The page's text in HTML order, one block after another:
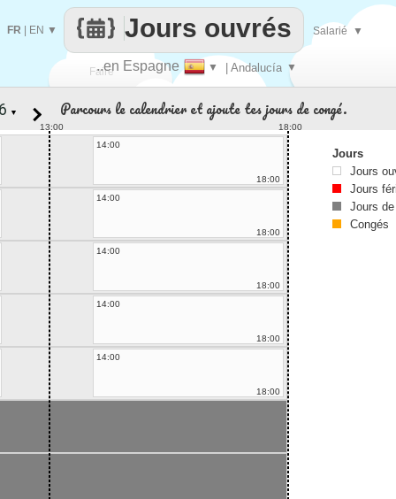
Faire
..en Espagne ▼ | Andalucía ▼
Jours ouvrés
FR EN ▼ Salarié ▼
▼ Parcours le calendrier et ajoute tes jours de congé.
13:00
18:00
14:00
18:00
14:00
18:00
14:00
18:00
14:00
18:00
14:00
18:00
Jours
Jours
Jours
Jours
Congés